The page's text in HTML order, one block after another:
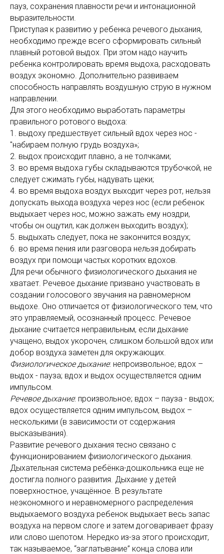
пауз, сохранения плавности речи и интонационной
выразительности.
Приступая к развитию у ребенка речевого дыхания,
необходимо прежде всего сформировать сильный
плавный ротовой выдох. При этом надо научить
ребенка контролировать время выдоха, расходовать
воздух экономно. Дополнительно развиваем
способность направлять воздушную струю в нужном
направлении.
Для этого необходимо выработать параметры
правильного ротового выдоха:
1. выдоху предшествует сильный вдох через нос -
"набираем полную грудь воздуха»;
2. выдох происходит плавно, а не толчками;
3. во время выдоха губы складываются трубочкой, не
следует сжимать губы, надувать щеки;
4. во время выдоха воздух выходит через рот, нельзя
допускать выхода воздуха через нос (если ребенок
выдыхает через нос, можно зажать ему ноздри,
чтобы он ощутил, как должен выходить воздух);
5. выдыхать следует, пока не закончится воздух;
6. во время пения или разговора нельзя добирать
воздух при помощи частых коротких вдохов.
Для речи обычного физиологического дыхания не
хватает. Речевое дыхание призвано участвовать в
создании голосового звучания на равномерном
выдохе. Оно отличается от физиологического тем, что
это управляемый, осознанный процесс. Речевое
дыхание считается неправильным, если дыхание
учащено, выдох укорочен, слишком большой вдох или
добор воздуха заметен для окружающих.
Физиологическое дыхание: непроизвольное; вдох –
выдох - пауза; вдох и выдох осуществляется одним
импульсом.
Речевое дыхание: произвольное; вдох – пауза - выдох;
вдох осуществляется одним импульсом, выдох –
несколькими (в зависимости от содержания
высказывания).
Развитие речевого дыхания тесно связано с
функционированием физиологического дыхания.
Дыхательная система ребёнка-дошкольника еще не
достигла полного развития. Дыхание у детей
поверхностное, учащённое. В результате
неэкономного и неравномерного распределения
выдыхаемого воздуха ребенок выдыхает весь запас
воздуха на первом слоге и затем договаривает фразу
или слово шепотом. Нередко из-за этого происходит,
так называемое, “заглатывание” конца слова или